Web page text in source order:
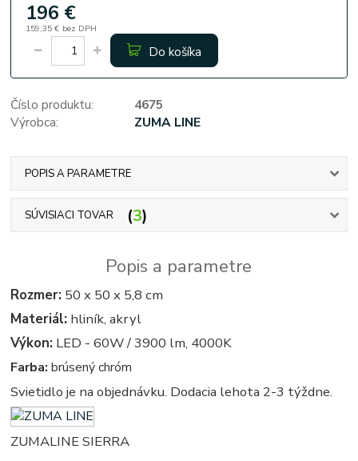
196 €
159,35 € bez DPH
Do košíka
Číslo produktu:
4675
Výrobca:
ZUMA LINE
POPIS A PARAMETRE
SÚVISIACI TOVAR 3
Popis a parametre
Rozmer: 50 x 50 x 5,8 cm
Materiál: hliník, akryl
Výkon: LED - 60W / 3900 lm, 4000K
Farba: brúsený chróm
Svietidlo je na objednávku. Dodacia lehota 2-3 týždne.
ZUMALINE SIERRA